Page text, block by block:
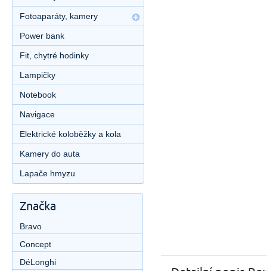
Fotoaparáty, kamery
Power bank
Fit, chytré hodinky
Lampičky
Notebook
Navigace
Elektrické koloběžky a kola
Kamery do auta
Lapače hmyzu
Značka
Bravo
Concept
DéLonghi